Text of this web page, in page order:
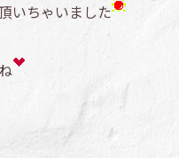
いちゃいました